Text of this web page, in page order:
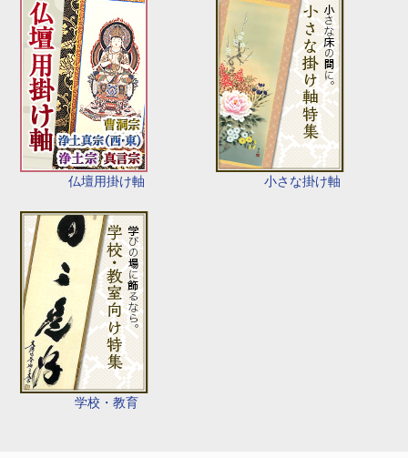
仏壇用掛け軸 小さな掛け軸
学校・教育